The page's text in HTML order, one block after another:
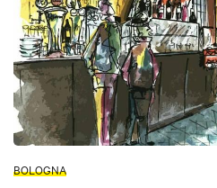
BOLOGNA